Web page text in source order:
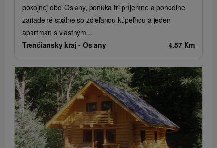
pokojnej obci Oslany, ponúka tri príjemne a pohodlne
zariadené spálne so zdieľanou kúpeľnou a jeden
apartmán s vlastným...
Trenčiansky kraj - Oslany 4.57 Km